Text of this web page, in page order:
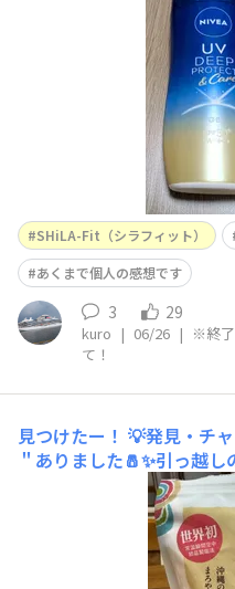
SHiLA-Fit（シラフィット）
あくまで個人の感想です
3 29
kuro | 06/26 | ※終
て！
見つけたー！ 💡発見・チ
＂ありました🧂✨引っ越
けど？と思っていたら、
りました😊やはりいい塩
いお供になりそうです🥦